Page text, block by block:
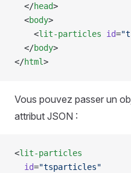
  </
head>
  <
body>
    <
lit-particles id=
  </
body>
</html>
Vous pouvez passer un
attribut JSON :
<lit-particles
  id
="tsparticles"